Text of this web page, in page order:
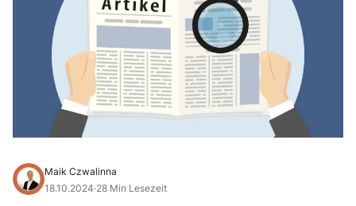
Maik Czwalinna
18.10.2024·28 Min Lesezeit